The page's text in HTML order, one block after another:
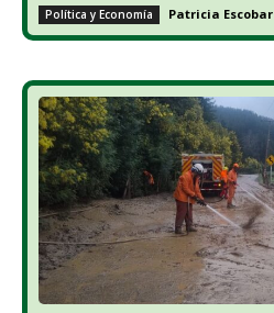
Política y Economía Patricia Escobar